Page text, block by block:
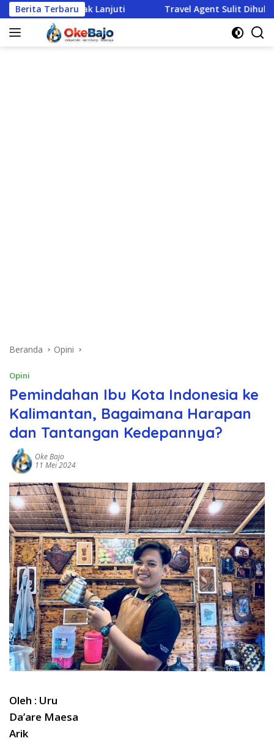
Langsung
ke
konten
Berita Terbaru
Lanjuti Travel Agent Sulit Dihubungi, Empat Turis
Beranda Opini
Opini
Pemindahan Ibu Kota Indonesia ke
Kalimantan, Bagaimana Harapan
dan Tantangan Kedepannya?
Oke Bajo
11 Mei 2024
Oleh : Uru
Da’are Maesa
Arik